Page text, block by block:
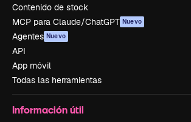
Contenido de stock
MCP para Claude/ChatGPT Nuevo
Agentes Nuevo
API
App móvil
Todas las herramientas
Información útil